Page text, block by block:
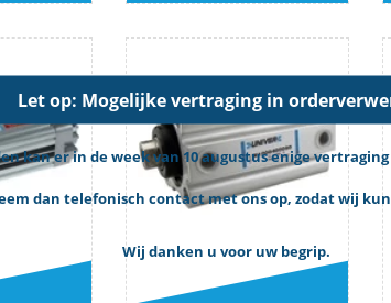
Let op: Mogelijke vertraging in
kan er in de week van 10 augustus enige
dan telefonisch contact met ons op, zodat wij
Wij danken u voor uw begrip.